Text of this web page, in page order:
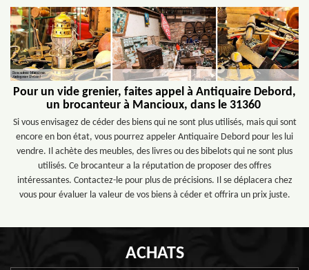
Pour un vide grenier, faites appel à Antiquaire Debord,
un brocanteur à Mancioux, dans le 31360
Si vous envisagez de céder des biens qui ne sont plus utilisés, mais qui sont
encore en bon état, vous pourrez appeler Antiquaire Debord pour les lui
vendre. Il achète des meubles, des livres ou des bibelots qui ne sont plus
utilisés. Ce brocanteur a la réputation de proposer des offres
intéressantes. Contactez-le pour plus de précisions. Il se déplacera chez
vous pour évaluer la valeur de vos biens à céder et offrira un prix juste.
ACHATS